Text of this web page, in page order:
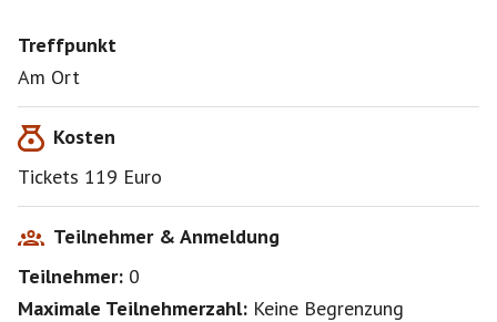
Treffpunkt
Am Ort
Kosten
Tickets 119 Euro
Teilnehmer & Anmeldung
Teilnehmer: 0
Maximale Teilnehmerzahl: Keine Begrenzung